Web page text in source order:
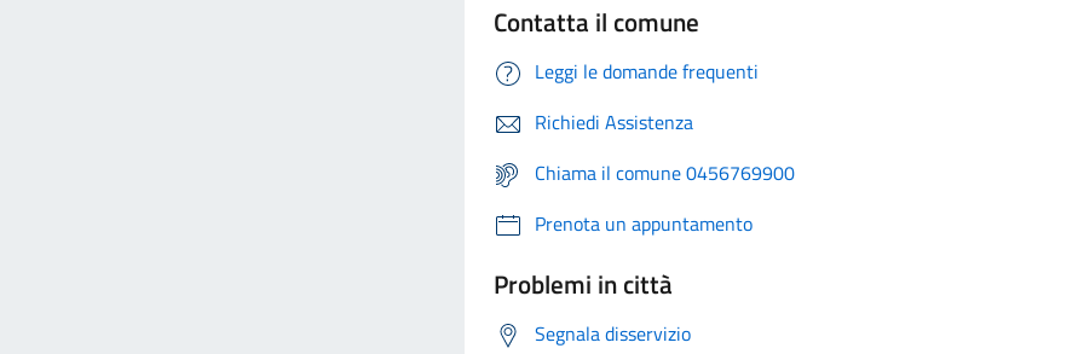
Contatta il comune
Leggi le domande frequenti
Richiedi Assistenza
Chiama il comune 0456769900
Prenota un appuntamento
Problemi in città
Segnala disservizio